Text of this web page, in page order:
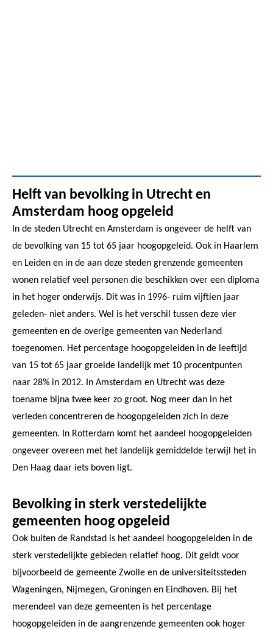
Helft van bevolking in Utrecht en
Amsterdam hoog opgeleid
In de steden Utrecht en Amsterdam is ongeveer de helft van
de bevolking van 15 tot 65 jaar hoogopgeleid. Ook in Haarlem
en Leiden en in de aan deze steden grenzende gemeenten
wonen relatief veel personen die beschikken over een diploma
in het hoger onderwijs. Dit was in 1996- ruim vijftien jaar
geleden- niet anders. Wel is het verschil tussen deze vier
gemeenten en de overige gemeenten van Nederland
toegenomen. Het percentage hoogopgeleiden in de leeftijd
van 15 tot 65 jaar groeide landelijk met 10 procentpunten
naar 28% in 2012. In Amsterdam en Utrecht was deze
toename bijna twee keer zo groot. Nog meer dan in het
verleden concentreren de hoogopgeleiden zich in deze
gemeenten. In Rotterdam komt het aandeel hoogopgeleiden
ongeveer overeen met het landelijk gemiddelde terwijl het in
Den Haag daar iets boven ligt.
Bevolking in sterk verstedelijkte
gemeenten hoog opgeleid
Ook buiten de Randstad is het aandeel hoogopgeleiden in de
sterk verstedelijkte gebieden relatief hoog. Dit geldt voor
bijvoorbeeld de gemeente Zwolle en de universiteitssteden
Wageningen, Nijmegen, Groningen en Eindhoven. Bij het
merendeel van deze gemeenten is het percentage
hoogopgeleiden in de aangrenzende gemeenten ook hoger